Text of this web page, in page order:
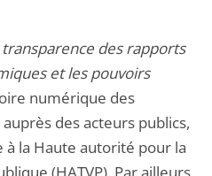
transparence des rapports
et les pouvoirs
numérique des
des acteurs publics,
la Haute autorité pour la